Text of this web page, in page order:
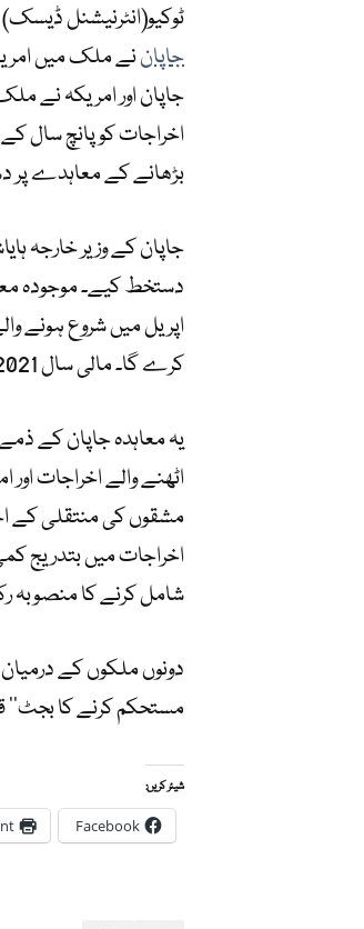
ٹوکیو(انٹرنیشنل ڈیسک)
جاپاننے ملک میں
جاپان اور امریکہ نے
بڑھانے کے معاہدے پر
جاپان کے وزیر خارجہ
دستخط کیے۔ موجودہ
کرے گا۔ مالی سال 2021 کی نسبت سالانہ اوسط اضافہ 8 کروڑ 60 لاکھ ڈالر کے لگ بھگ ہو گا۔
یہ معاہدہ جاپان کے
اٹھنے والے اخراجات
مشقوں کی منتقلی کے
اخراجات میں بتدریج
شامل کرنے کا منصوبہ
دونوں ملکوں کے
مستحکم کرنے کا
شیئر کریں:
Facebook